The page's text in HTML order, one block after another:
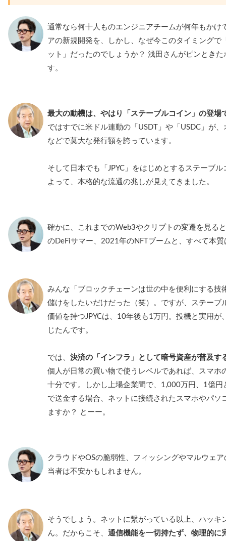
通常なら何十人ものエンジニアチームが何年もかけ
アの新規開発を、しかし、なぜ今このタイミングで
ット」だったのでしょうか？ 浅田さんがピンとき
す。
最大の動機は、やはり「ステーブルコイン」の登場
ではすでに米ドル連動の「USDT」や「USDC」が
などで莫大な発行額を誇っています。
そして日本でも「JPYC」をはじめとするステーブ
よって、本格的な流通の兆しが見えてきました。
確かに、これまでのWeb3やクリプトの変遷を見る
のDeFiサマー、2021年のNFTブームと、すべて本
みんな「ブロックチェーンは世の中を便利にする技
儲けをしたいだけだった（笑）。ですが、ステーブ
価値を持つJPYCは、10年後も1万円。投機と実用が
じたんです。
では、 決済の「インフラ」として暗号資産が普及す
個人が日常の買い物で使うレベルであれば、スマホ
十分です。しかし上場企業間で、1,000万円、1億
で送金する場合、ネットに接続されたスマホやパソ
ますか？ とーー。
クラウドやOSの脆弱性、フィッシングやマルウェ
当者は不安かもしれません。
そうでしょう。ネットに繋がっている以上、ハッキ
ん。だからこそ、 通信機能を一切持たず、物理的に